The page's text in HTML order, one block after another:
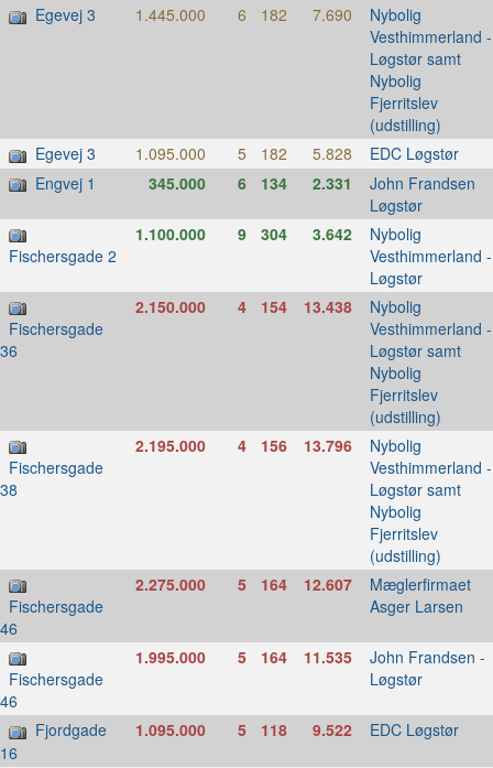
Egevej 3
1.445.000 6 182 7.690 Nybolig
Vesthimmerland -
Løgstør samt
Nybolig
Fjerritslev
(udstilling)
Egevej 3
1.095.000 5 182 5.828 EDC Løgstør
Engvej 1
345.000 6 134 2.331 John Frandsen
Løgstør
Fischersgade 2
1.100.000 9 304 3.642 Nybolig
Vesthimmerland -
Løgstør
Fischersgade
36
2.150.000 4 154 13.438 Nybolig
Vesthimmerland -
Løgstør samt
Nybolig
Fjerritslev
(udstilling)
Fischersgade
38
2.195.000 4 156 13.796 Nybolig
Vesthimmerland -
Løgstør samt
Nybolig
Fjerritslev
(udstilling)
Fischersgade
46
2.275.000 5 164 12.607 Mæglerfirmaet
Asger Larsen
Fischersgade
46
1.995.000 5 164 11.535 John Frandsen -
Løgstør
Fjordgade
16
1.095.000 5 118 9.522 EDC Løgstør